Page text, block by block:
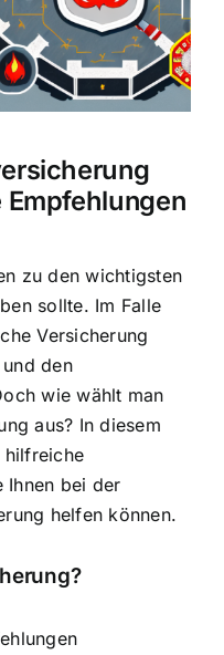
zu den wichtigsten
sollte. Im Falle
Versicherung
den
wie wählt man
aus? In diesem
hilfreiche
Ihnen bei der
helfen können.